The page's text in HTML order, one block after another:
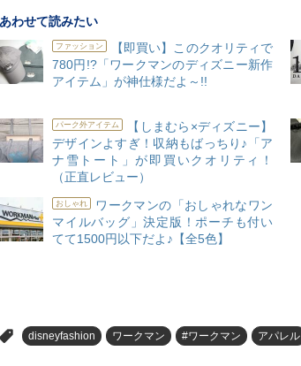
あわせて読みたい
ファッション
【即買い】このクオリティで
780円!?「ワークマンのディズニー新作
アイテム」が神仕様だよ～!!
パーク外アイテム
【しまむら×ディズニー】
デザインよすぎ！収納もばっちり♪「ア
ナ雪トート」が即買いクオリティ！
（正直レビュー）
おしゃれ
ワークマンの「おしゃれなワン
マイルバッグ」決定版！ポーチも付い
てて1500円以下だよ♪【全5色】
disneyfashion ワークマン #ワークマン アパレル